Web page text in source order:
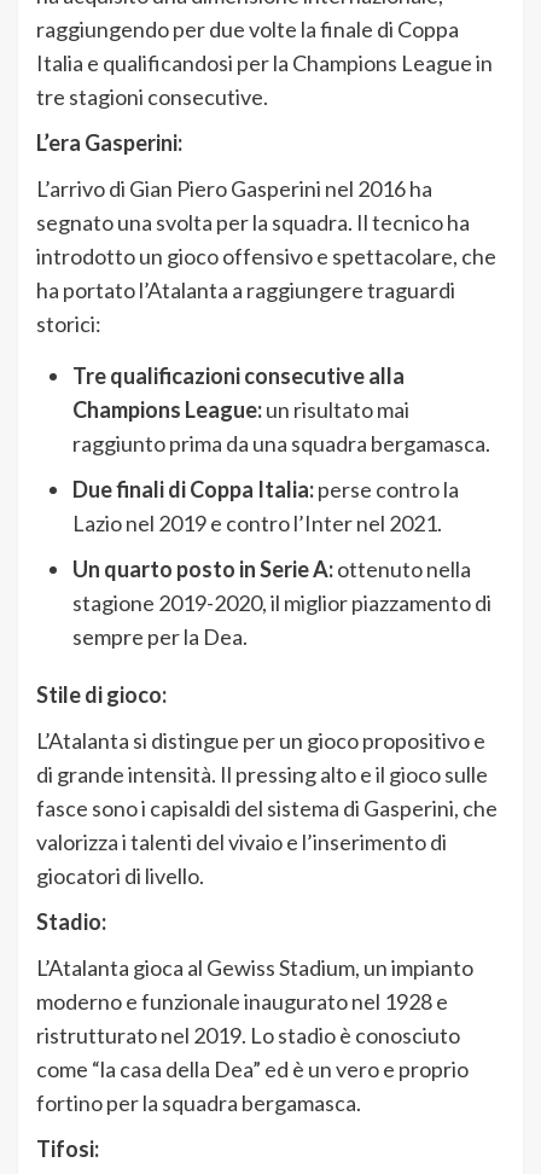
raggiungendo per due volte la finale di Coppa
Italia e qualificandosi per la Champions League in
tre stagioni consecutive.
L’era Gasperini:
L’arrivo di Gian Piero Gasperini nel 2016 ha
segnato una svolta per la squadra. Il tecnico ha
introdotto un gioco offensivo e spettacolare, che
ha portato l’Atalanta a raggiungere traguardi
storici:
Tre qualificazioni consecutive alla
Champions League:un risultato mai
raggiunto prima da una squadra bergamasca.
Due finali di Coppa Italia:perse contro la
Lazio nel 2019 e contro l’Inter nel 2021.
Un quarto posto in Serie A:ottenuto nella
stagione 2019-2020, il miglior piazzamento di
sempre per la Dea.
Stile di gioco:
L’Atalanta si distingue per un gioco propositivo e
di grande intensità. Il pressing alto e il gioco sulle
fasce sono i capisaldi del sistema di Gasperini, che
valorizza i talenti del vivaio e l’inserimento di
giocatori di livello.
Stadio:
L’Atalanta gioca al Gewiss Stadium, un impianto
moderno e funzionale inaugurato nel 1928 e
ristrutturato nel 2019. Lo stadio è conosciuto
come “la casa della Dea” ed è un vero e proprio
fortino per la squadra bergamasca.
Tifosi: